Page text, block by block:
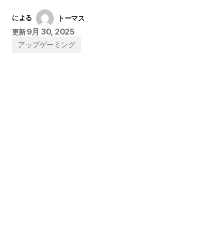
による
トーマス
更新 9月 30, 2025
アップゲーミング